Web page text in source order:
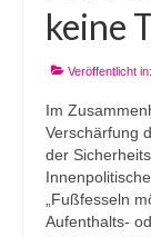
keine
Veröffentlicht in:
Im
Verschärfung
der
„Fußfesseln
Aufenthalts-